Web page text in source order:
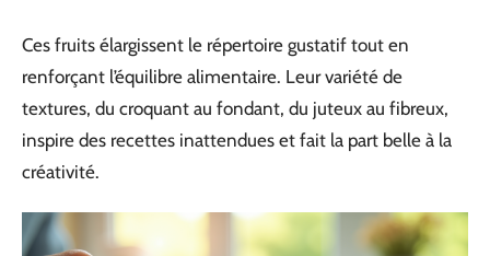
Ces fruits élargissent le répertoire gustatif tout en
renforçant l’équilibre alimentaire. Leur variété de
textures, du croquant au fondant, du juteux au fibreux,
inspire des recettes inattendues et fait la part belle à la
créativité.